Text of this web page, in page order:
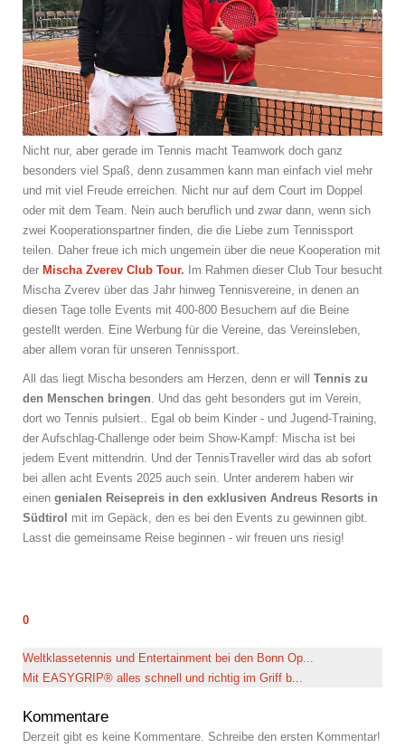
Nicht nur, aber gerade im Tennis macht Teamwork doch ganz
besonders viel Spaß, denn zusammen kann man einfach viel mehr
und mit viel Freude erreichen. Nicht nur auf dem Court im Doppel
oder mit dem Team. Nein auch beruflich und zwar dann, wenn sich
zwei Kooperationspartner finden, die die Liebe zum Tennissport
teilen. Daher freue ich mich ungemein über die neue Kooperation mit
der Mischa Zverev Club Tour. Im Rahmen dieser Club Tour besucht
Mischa Zverev über das Jahr hinweg Tennisvereine, in denen an
diesen Tage tolle Events mit 400-800 Besuchern auf die Beine
gestellt werden. Eine Werbung für die Vereine, das Vereinsleben,
aber allem voran für unseren Tennissport.
All das liegt Mischa besonders am Herzen, denn er will Tennis zu
den Menschen bringen. Und das geht besonders gut im Verein,
dort wo Tennis pulsiert.. Egal ob beim Kinder - und Jugend-Training,
der Aufschlag-Challenge oder beim Show-Kampf: Mischa ist bei
jedem Event mittendrin. Und der TennisTraveller wird das ab sofort
bei allen acht Events 2025 auch sein. Unter anderem haben wir
einen genialen Reisepreis in den exklusiven Andreus Resorts in
Südtirol mit im Gepäck, den es bei den Events zu gewinnen gibt.
Lasst die gemeinsame Reise beginnen - wir freuen uns riesig!
0
Weltklassetennis und Entertainment bei den Bonn Op...
Mit EASYGRIP® alles schnell und richtig im Griff b...
Kommentare
Derzeit gibt es keine Kommentare. Schreibe den ersten Kommentar!